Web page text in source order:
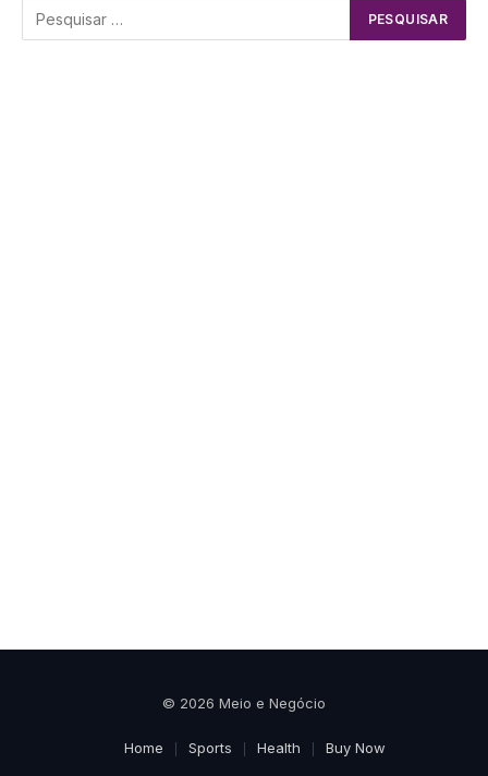
© 2026 Meio e Negócio
Home Sports Health Buy Now